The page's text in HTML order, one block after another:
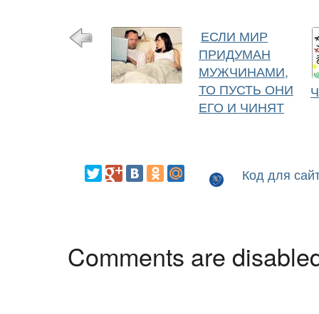
ЕСЛИ МИР
ПРИДУМАН
МУЖЧИНАМИ,
ТО ПУСТЬ ОНИ
ЕГО И ЧИНЯТ
Код для
Comments are